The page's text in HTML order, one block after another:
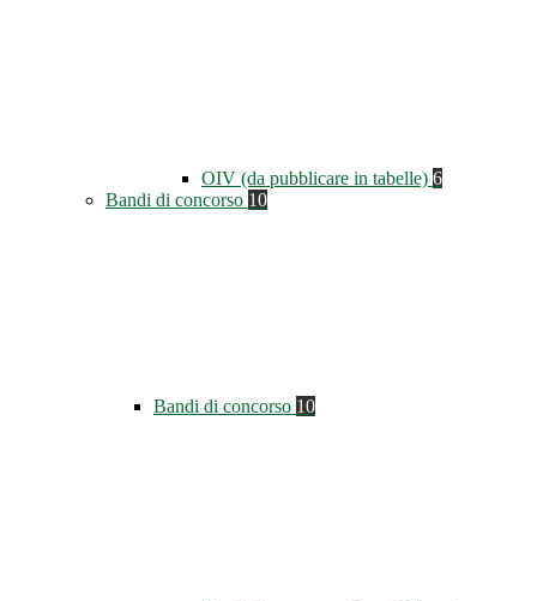
OIV (da pubblicare in tabelle) 6
Bandi di concorso 10
Bandi di concorso 10